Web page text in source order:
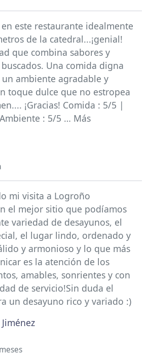
este restaurante idealmente
de la catedral...¡genial!
que combina sabores y
Una comida digna
ambiente agradable y
toque dulce que no estropea
¡Gracias! Comida : 5/5 |
: 5/5 … Más
mi visita a Logroño
el mejor sitio que podíamos
variedad de desayunos, el
el lugar lindo, ordenado y
y armonioso y lo que más
es la atención de los
amables, sonrientes y con
de servicio!Sin duda el
un desayuno rico y variado :)